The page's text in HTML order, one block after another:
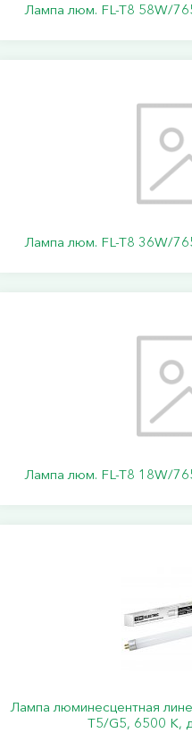
Лампа люм. FL-T8 58W/
Лампа люм. FL-T8 36W/
Лампа люм. FL-T8 18W/
Лампа люминесцентная
Т5/G5, 6500 К,